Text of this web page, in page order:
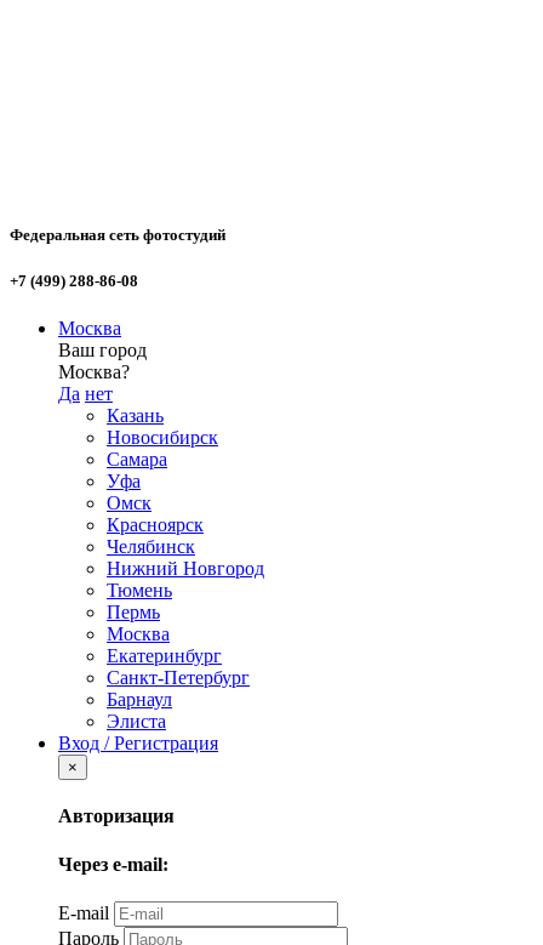
Федеральная сеть фотостудий
+7 (499) 288-86-08
Москва
Ваш город
Москва?
Да нет
Казань
Новосибирск
Самара
Уфа
Омск
Красноярск
Челябинск
Нижний Новгород
Тюмень
Пермь
Москва
Екатеринбург
Санкт-Петербург
Барнаул
Элиста
Вход / Регистрация
×
Авторизация
Через e-mail:
E-mail
Пароль